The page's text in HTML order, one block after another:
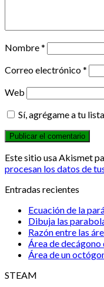
Nombre*
Correo electrónico*
Web
Sí, agrégame a tu
Este sitio usa Akismet
procesan los datos de
Entradas recientes
Ecuación de la
Dibuja las
Razón entre las
Área de decágono
Área de un
STEAM